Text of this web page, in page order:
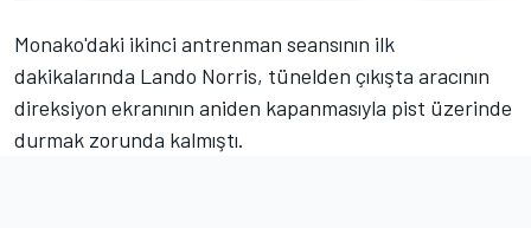
Monako'daki ikinci antrenman seansının ilk
dakikalarında Lando Norris, tünelden çıkışta aracının
direksiyon ekranının aniden kapanmasıyla pist üzerinde
durmak zorunda kalmıştı.